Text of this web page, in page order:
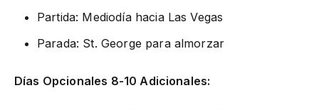
Partida: Mediodía hacia Las Vegas
Parada: St. George para almorzar
Días Opcionales 8-10 Adicionales: